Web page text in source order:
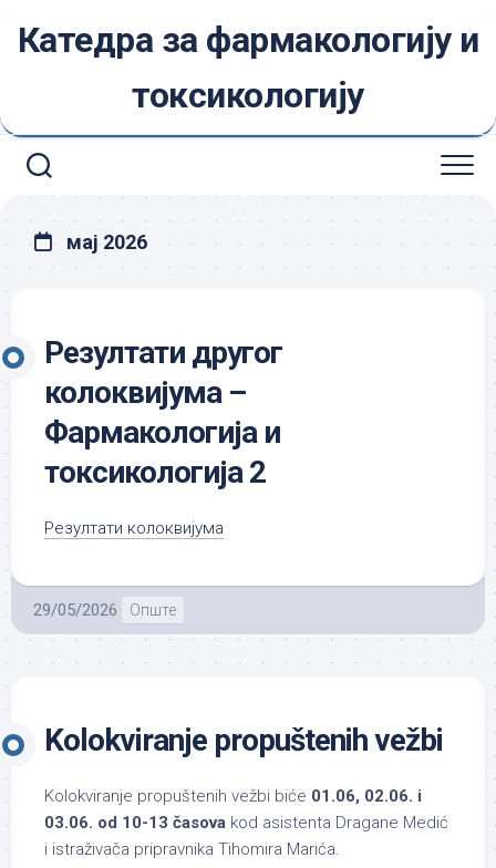
Катедра за фармакологију и
токсикологију
мај 2026
Резултати другог
колоквијума –
Фармакологија и
токсикологија 2
Резултати колоквијума
29/05/2026 Опште
Kolokviranje propuštenih vežbi
Kolokviranje propuštenih vežbi biće 01.06, 02.06. i
03.06. od 10-13 časova kod asistenta Dragane Medić
i istraživača pripravnika Tihomira Marića.